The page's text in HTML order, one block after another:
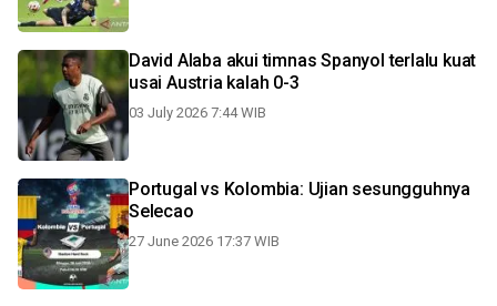
David Alaba akui timnas Spanyol terlalu kuat
usai Austria kalah 0-3
03 July 2026 7:44 WIB
Portugal vs Kolombia: Ujian sesungguhnya
Selecao
27 June 2026 17:37 WIB